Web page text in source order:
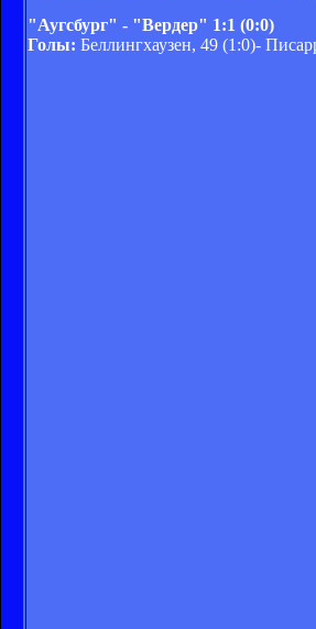
"Аугсбург" - "Вердер" 1:1 (0:0)
Голы: Беллингхаузен, 49 (1:0)-